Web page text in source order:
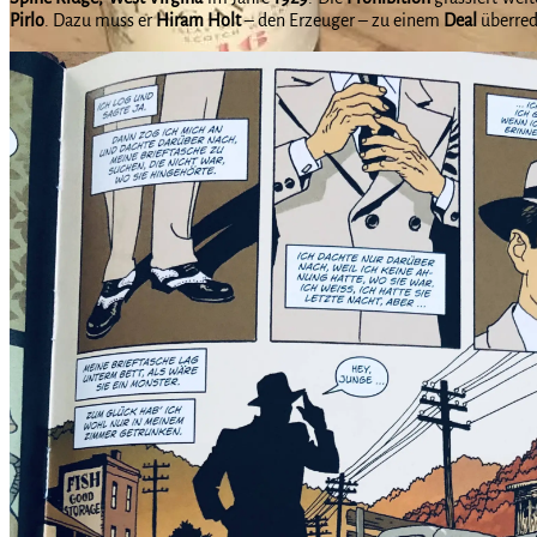
Pirlo . Dazu muss erHiram Holt– den Erzeuger – zu einem Deal